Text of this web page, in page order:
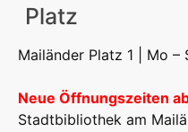
Platz
Mailänder Platz 1 | Mo –
Neue Öffnungszeiten
Stadtbibliothek am